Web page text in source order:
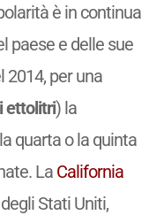
è in continua
paese e delle sue
2014, per una
ettolitri) la
quarta o la quinta
La California
Stati Uniti,